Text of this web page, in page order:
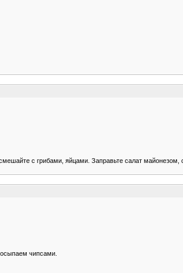
с грибами, яйцами. Заправьте салат
чипсами.